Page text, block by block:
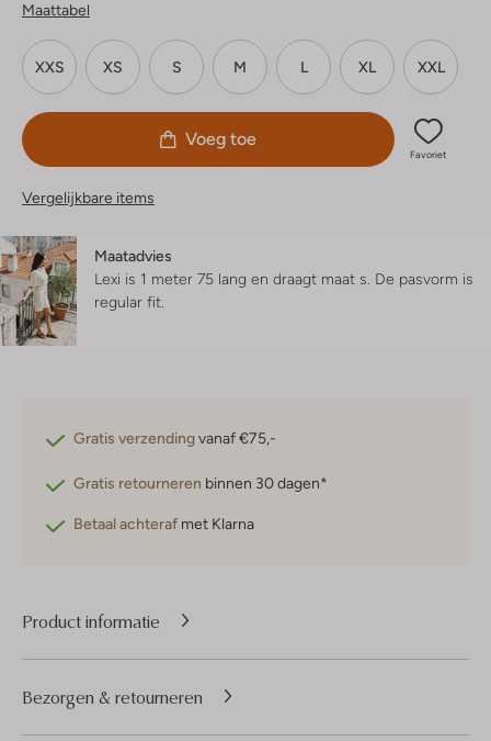
Maattabel
XXS XS S M L XL XXL
Voeg toe
Favoriet
Vergelijkbare items
Maatadvies
Lexi is 1 meter 75 lang en draagt maat s. De pasvorm is
regular fit
Gratis verzendingvanaf €75,-
Gratis retourneren binnen 30 dagen*
Betaal achteraf met Klarna
Product informatie
Bezorgen & retourneren